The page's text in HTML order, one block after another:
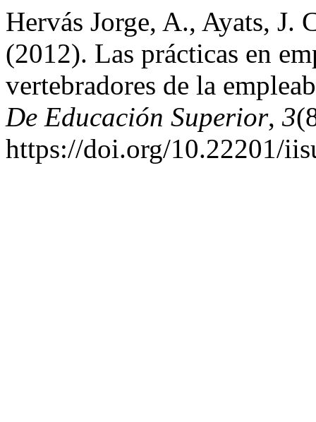
Hervás Jorge, A., Ayats, J.
(2012). Las prácticas en
vertebradores de la
De Educación Superior, 3
https://doi.org/10.22201/